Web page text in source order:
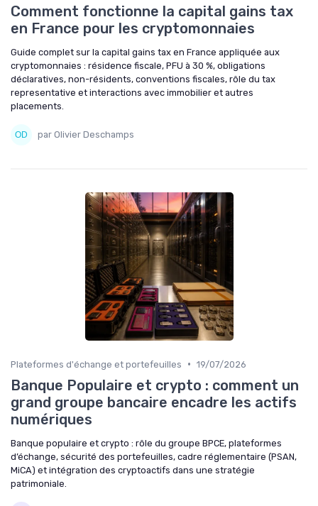
Comment fonctionne la capital gains tax
en France pour les cryptomonnaies
Guide complet sur la capital gains tax en France appliquée aux
cryptomonnaies : résidence fiscale, PFU à 30 %, obligations
déclaratives, non-résidents, conventions fiscales, rôle du tax
representative et interactions avec immobilier et autres
placements.
par Olivier Deschamps
Plateformes d'échange et portefeuilles • 19/07/2026
Banque Populaire et crypto : comment un
grand groupe bancaire encadre les actifs
numériques
Banque populaire et crypto : rôle du groupe BPCE, plateformes
d’échange, sécurité des portefeuilles, cadre réglementaire (PSAN,
MiCA) et intégration des cryptoactifs dans une stratégie
patrimoniale.